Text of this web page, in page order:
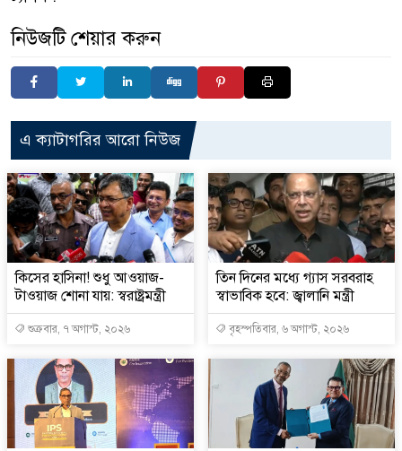
নিউজটি শেয়ার করুন
এ ক্যাটাগরির আরো নিউজ
কিসের হাসিনা! শুধু আওয়াজ-
টাওয়াজ শোনা যায়: স্বরাষ্ট্রমন্ত্রী
শুক্রবার, ৭ অগাস্ট, ২০২৬
তিন দিনের মধ্যে গ্যাস সরবরাহ
স্বাভাবিক হবে: জ্বালানি মন্ত্রী
বৃহস্পতিবার, ৬ অগাস্ট, ২০২৬